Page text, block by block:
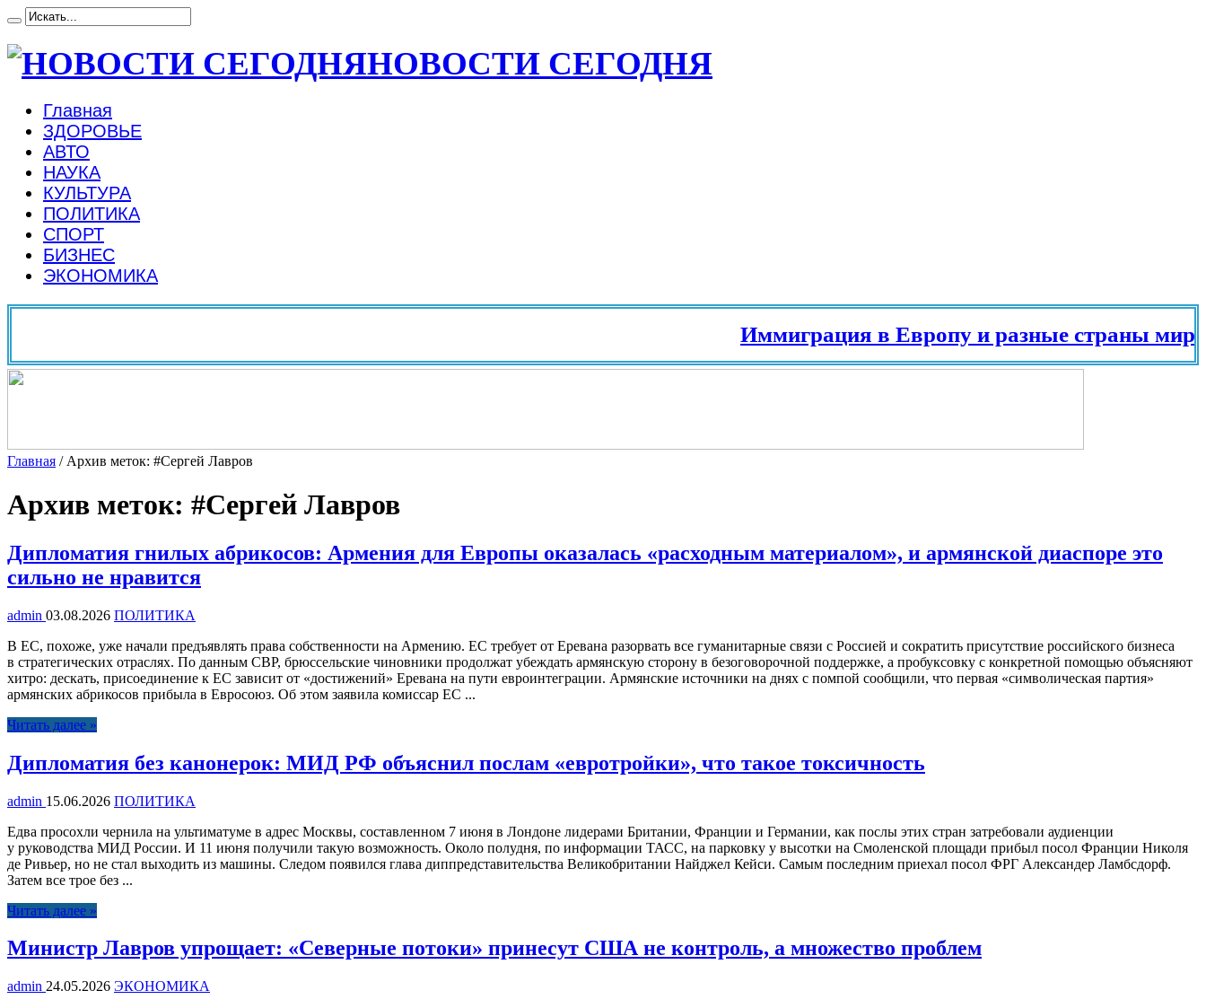
НОВОСТИ СЕГОДНЯ
Главная
ЗДОРОВЬЕ
АВТО
НАУКА
КУЛЬТУРА
ПОЛИТИКА
СПОРТ
БИЗНЕС
ЭКОНОМИКА
Иммиграция в Европу и разные страны мира в
Главная / Архив меток: #Сергей Лавров
Архив меток: #Сергей Лавров
Дипломатия гнилых абрикосов: Армения для Европы оказалась «расходным материалом», и армянской диаспоре это
сильно не нравится
admin 03.08.2026 ПОЛИТИКА
В ЕС, похоже, уже начали предъявлять права собственности на Армению. ЕС требует от Еревана разорвать все гуманитарные связи с Россией и сократить присутствие российского бизнеса
в стратегических отраслях. По данным СВР, брюссельские чиновники продолжат убеждать армянскую сторону в безоговорочной поддержке, а пробуксовку с конкретной помощью объясняют
хитро: дескать, присоединение к ЕС зависит от «достижений» Еревана на пути евроинтеграции. Армянские источники на днях с помпой сообщили, что первая «символическая партия»
армянских абрикосов прибыла в Евросоюз. Об этом заявила комиссар ЕС ...
Читать далее »
Дипломатия без канонерок: МИД РФ объяснил послам «евротройки», что такое токсичность
admin 15.06.2026 ПОЛИТИКА
Едва просохли чернила на ультиматуме в адрес Москвы, составленном 7 июня в Лондоне лидерами Британии, Франции и Германии, как послы этих стран затребовали аудиенции
у руководства МИД России. И 11 июня получили такую возможность. Около полудня, по информации ТАСС, на парковку у высотки на Смоленской площади прибыл посол Франции Николя
де Ривьер, но не стал выходить из машины. Следом появился глава диппредставительства Великобритании Найджел Кейси. Самым последним приехал посол ФРГ Александер Ламбсдорф.
Затем все трое без ...
Читать далее »
Министр Лавров упрощает: «Северные потоки» принесут США не контроль, а множество проблем
admin 24.05.2026 ЭКОНОМИКА